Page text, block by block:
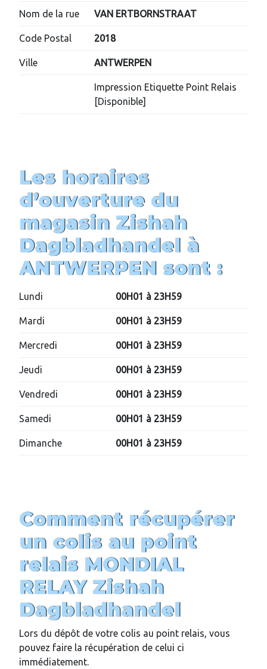
Nom de la rue VAN ERTBORNSTRAAT
Code Postal 2018
Ville ANTWERPEN
Impression Etiquette Point Relais
[Disponible]
Les horaires
d’ouverture du
magasin Zishah
Dagbladhandel à
ANTWERPEN sont :
Lundi 00H01 à 23H59
Mardi 00H01 à 23H59
Mercredi 00H01 à 23H59
Jeudi 00H01 à 23H59
Vendredi 00H01 à 23H59
Samedi 00H01 à 23H59
Dimanche 00H01 à 23H59
Comment récupérer
un colis au point
relais MONDIAL
RELAY Zishah
Dagbladhandel
Lors du dépôt de votre colis au point relais, vous
pouvez faire la récupération de celui ci
immédiatement.